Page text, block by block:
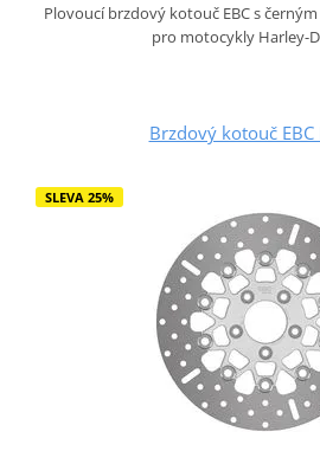
Plovoucí brzdový kotouč EBC s
pro motocykly Harley-
Brzdový kotouč EBC
SLEVA 25%